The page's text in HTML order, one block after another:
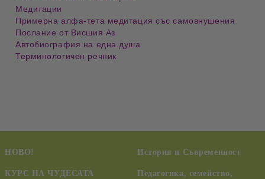
Медитации
Примерна алфа-тета медитация със самовнушения
Послание от Висшия Аз
Автобиография на една душа
Терминологичен речник
НОВО!
КУРС НА ЧУДЕСАТА
История и Съвременност
Педагогика, семейство,